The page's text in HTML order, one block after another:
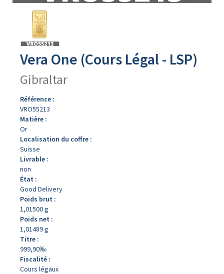
Vera One (Cours Légal - LSP)
Gibraltar
Référence :
VRO55213
Matière :
Or
Localisation du coffre :
Suisse
Livrable :
non
État :
Good Delivery
Poids brut :
1,01500 g
Poids net :
1,01489 g
Titre :
999,90‰
Fiscalité :
Cours légaux